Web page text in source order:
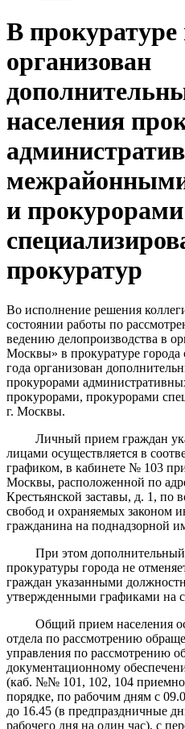
В прокуратуре
организован
населения
и прокурорами
прокуратур
Во исполнение решения
состоянии работы по
ведению делопроизводства в
Москвы» в прокуратуре города
года организован
прокурорами
прокурорами, прокурорами
г. Москвы.
Личный прием граждан
лицами осуществляется в
графиком, в кабинете № 103
Москвы, расположенной по
Крестьянской заставы, д. 1, по
свобод и охраняемых законом
гражданина на поднадзорной
При этом дополнительный
прокуратуры города не
граждан указанными
утвержденными графиками на
Общий прием населения
отдела по рассмотрению
управления по рассмотрению
документационному
(каб. №№ 101, 102, 104
порядке, по рабочим дням с
до 16.45 (в предпраздничные
рабочего дня на один час), с